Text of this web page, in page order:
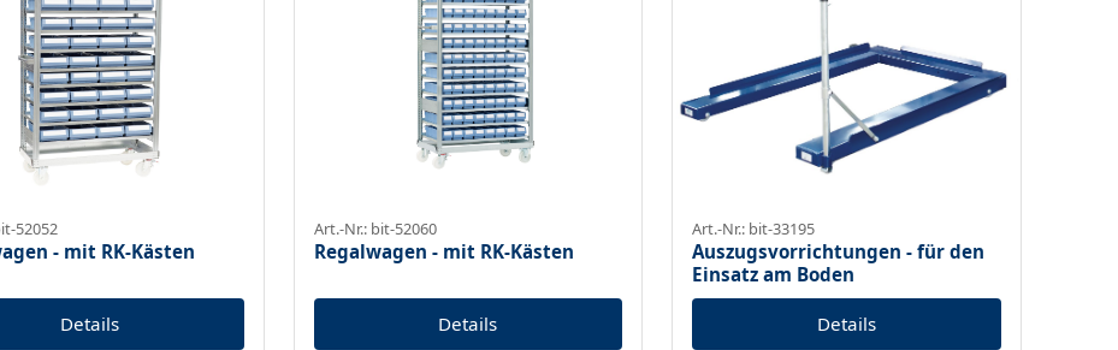
52052
- mit RK-Kästen
Details
Art.-Nr.: bit-52060
Regalwagen - mit RK-Kästen
Details
Art.-Nr.: bit-33195
Auszugsvorrichtungen - für den
Einsatz am Boden
Details